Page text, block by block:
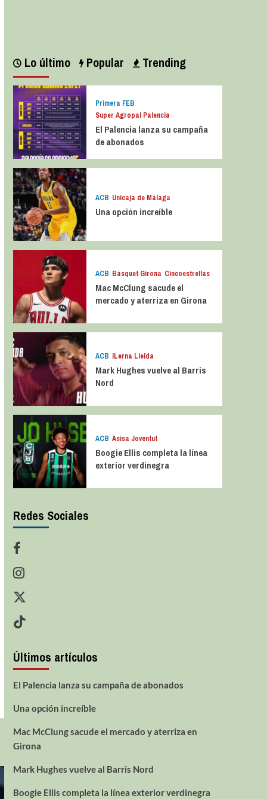
Lo último Popular Trending
Primera FEB
Super Agropal Palencia
El Palencia lanza su campaña
de abonados
ACB Unicaja de Málaga
Una opción increíble
ACB Bàsquet Girona Cincoestrellas
Mac McClung sacude el
mercado y aterriza en Girona
ACB iLerna Lleida
Mark Hughes vuelve al Barris
Nord
ACB Asisa Joventut
Boogie Ellis completa la línea
exterior verdinegra
Redes Sociales
Últimos artículos
El Palencia lanza su campaña de abonados
Una opción increíble
Mac McClung sacude el mercado y aterriza en
Girona
Mark Hughes vuelve al Barris Nord
Boogie Ellis completa la línea exterior verdinegra